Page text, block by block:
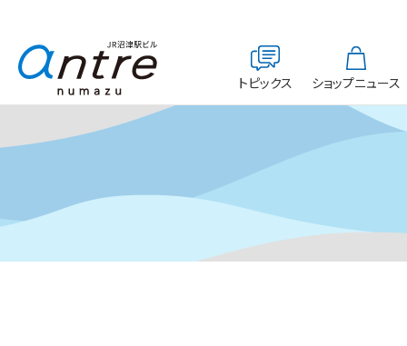
トピックス ショップニュース